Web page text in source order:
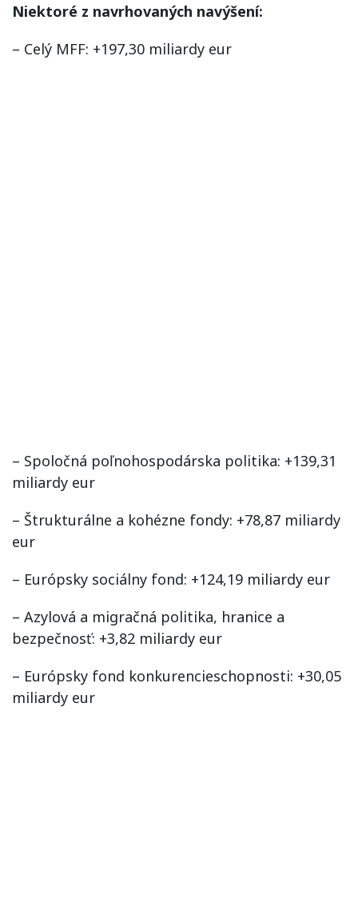
Niektoré z navrhovaných navýšení:
– Celý MFF: +197,30 miliardy eur
– Spoločná poľnohospodárska politika: +139,31
miliardy eur
– Štrukturálne a kohézne fondy: +78,87 miliardy
eur
– Európsky sociálny fond: +124,19 miliardy eur
– Azylová a migračná politika, hranice a
bezpečnosť: +3,82 miliardy eur
– Európsky fond konkurencieschopnosti: +30,05
miliardy eur